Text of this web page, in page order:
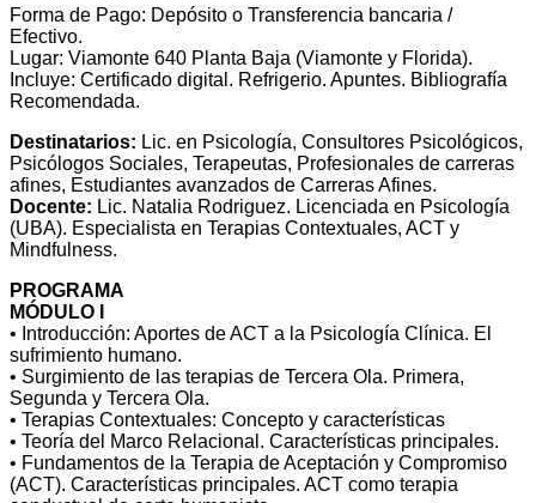
Forma de Pago: Depósito o Transferencia bancaria /
Efectivo.
Lugar: Viamonte 640 Planta Baja (Viamonte y Florida).
Incluye: Certificado digital. Refrigerio. Apuntes. Bibliografía
Recomendada.
Destinatarios: Lic. en Psicología, Consultores Psicológicos,
Psicólogos Sociales, Terapeutas, Profesionales de carreras
afines, Estudiantes avanzados de Carreras Afines.
Docente: Lic. Natalia Rodriguez. Licenciada en Psicología
(UBA). Especialista en Terapias Contextuales, ACT y
Mindfulness.
PROGRAMA
MÓDULO I
• Introducción: Aportes de ACT a la Psicología Clínica. El
sufrimiento humano.
• Surgimiento de las terapias de Tercera Ola. Primera,
Segunda y Tercera Ola.
• Terapias Contextuales: Concepto y características
• Teoría del Marco Relacional. Características principales.
• Fundamentos de la Terapia de Aceptación y Compromiso
(ACT). Características principales. ACT como terapia